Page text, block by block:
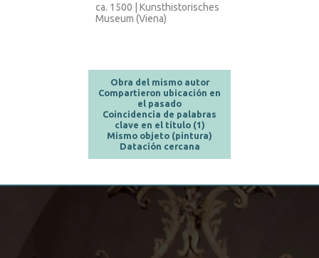
ca. 1500 | Kunsthistorisches
Museum (Viena)
Obra del mismo autor
Compartieron ubicación en
el pasado
Coincidencia de palabras
clave en el título (1)
Mismo objeto (pintura)
Datación cercana